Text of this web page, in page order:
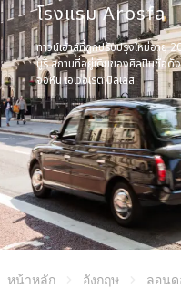
โรงแรม Arosfa
ทาวน์เฮ้าส์ที่ถูกปรับปรุงใหม่อายุ
บูริ สถานที่อยู่เดิมของศิลปินชื่อดัง
จอห์น เอเวอเรต มิลเลส
หน้าหลัก อังกฤษ ลอน